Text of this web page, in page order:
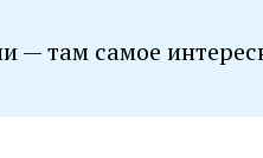
— там самое